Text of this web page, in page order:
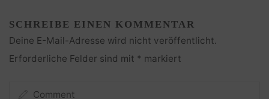
SCHREIBE EINEN KOMMENTAR
Deine E-Mail-Adresse wird nicht veröffentlicht.
Erforderliche Felder sind mit * markiert